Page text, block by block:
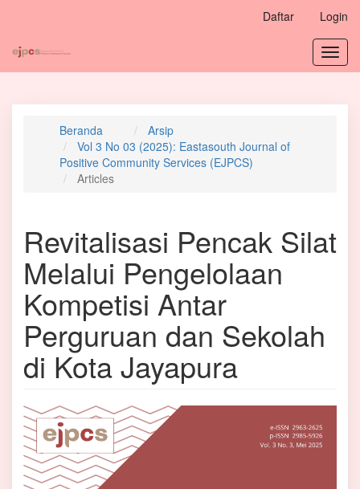
Utama
Bilah
Daftar Login
Beranda
Arsip
Vol 3 No 03 (2025): Eastasouth Journal of
Positive Community Services (EJPCS)
Articles
Revitalisasi Pencak Silat
Melalui Pengelolaan
Kompetisi Antar
Perguruan dan Sekolah
di Kota Jayapura
Bilah
Samping
Artikel